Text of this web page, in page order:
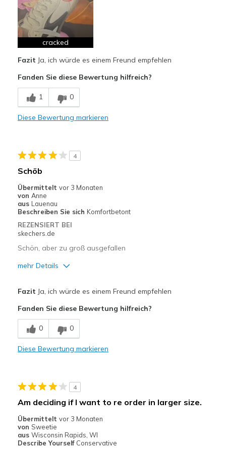
Attractive Design
Breathe Well
Comfortable
Stylish
Nachteile
Poor Quality
Geeignete Verwendung
Going Out
Travel
Width
Sizing
Feels true to size
cracked
Fazit Ja, ich würde es einem Freund empfehlen
Fanden Sie diese Bewertung hilfreich?
1 0
Diese Bewertung markieren
4
Schöb
Übermittelt vor 3 Monaten
von Anne
aus Lauenau
Beschreiben Sie sich Komfortbetont
REZENSIERT BEI
skechers.de
Schön, aber zu groß ausgefallen
mehr Details
Nachteile
Keine Stoßdämpfung
Größe
Fühlt sich zu groß an
Meine Meinung zu Schuhen
Fazit Ja, ich würde es einem Freund empfehlen
Fanden Sie diese Bewertung hilfreich?
0 0
Diese Bewertung markieren
4
Am deciding if I want to re order in larger size.
Übermittelt vor 3 Monaten
von Sweetie
aus Wisconsin Rapids, WI
Describe Yourself Conservative